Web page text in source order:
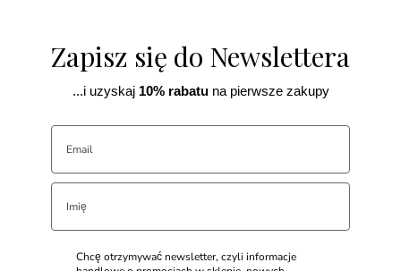
Zapisz się do Newslettera
...i uzyskaj10% rabatuna pierwsze zakupy
Chcę otrzymywać newsletter, czyli informacje